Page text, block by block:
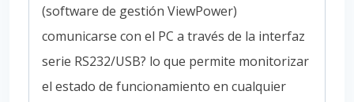
(software de gestión ViewPower)
comunicarse con el PC a través de la interfaz
serie RS232/USB? lo que permite monitorizar
el estado de funcionamiento en cualquier